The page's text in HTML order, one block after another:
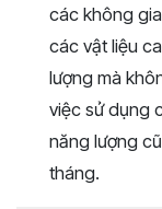
các không
các vật liệu
lượng mà
việc sử dụng
năng lượng
tháng.